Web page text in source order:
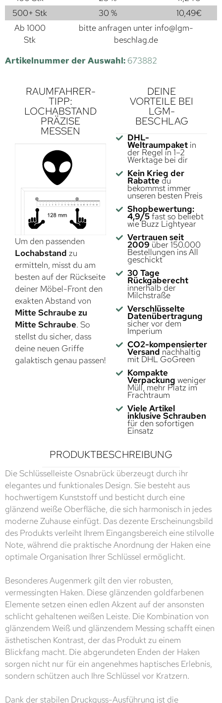
500+ Stk
30 % 10,49€
Ab 1000
Stk
bitte anfragen unter info@lgm-
beschlag.de
Artikelnummer der Auswahl: 673882
RAUMFAHRER-
TIPP:
LOCHABSTAND
PRÄZISE
MESSEN
Um den passenden
Lochabstand zu
ermitteln, misst du am
besten auf der Rückseite
deiner Möbel-Front den
exakten Abstand von
Mitte Schraube zu
Mitte Schraube. So
stellst du sicher, dass
deine neuen Griffe
galaktisch genau passen!
DEINE
VORTEILE BEI
LGM-
BESCHLAG
DHL-
Weltraumpaketin
der Regel in 1–2
Werktage bei dir
Kein Krieg der
Rabatte du
bekommst immer
unseren besten Preis
Shopbewertung:
4,9/5fast so beliebt
wie Buzz Lightyear
Vertrauen seit
2009 über 150.000
Bestellungen ins All
geschickt
30 Tage
Rückgaberecht
innerhalb der
Milchstraße
Verschlüsselte
Datenübertragung
sicher vor dem
Imperium
CO2-kompensierter
Versand nachhaltig
mit DHL GoGreen
Kompakte
Verpackung weniger
Müll, mehr Platz im
Frachtraum
Viele Artikel
inklusive Schrauben
für den sofortigen
Einsatz
PRODUKTBESCHREIBUNG
Die Schlüsselleiste Osnabrück überzeugt durch ihr
elegantes und funktionales Design. Sie besteht aus
hochwertigem Kunststoff und besticht durch eine
glänzend weiße Oberfläche, die sich harmonisch in jedes
moderne Zuhause einfügt. Das dezente Erscheinungsbild
des Produkts verleiht Ihrem Eingangsbereich eine stilvolle
Note, während die praktische Anordnung der Haken eine
optimale Organisation Ihrer Schlüssel ermöglicht.
Besonderes Augenmerk gilt den vier robusten,
vermessingten Haken. Diese glänzenden goldfarbenen
Elemente setzen einen edlen Akzent auf der ansonsten
schlicht gehaltenen weißen Leiste. Die Kombination von
glänzendem Weiß und glänzendem Messing schafft einen
ästhetischen Kontrast, der das Produkt zu einem
Blickfang macht. Die abgerundeten Enden der Haken
sorgen nicht nur für ein angenehmes haptisches Erlebnis,
sondern schützen auch Ihre Schlüssel vor Kratzern.
Dank der stabilen Druckguss-Ausführung ist die